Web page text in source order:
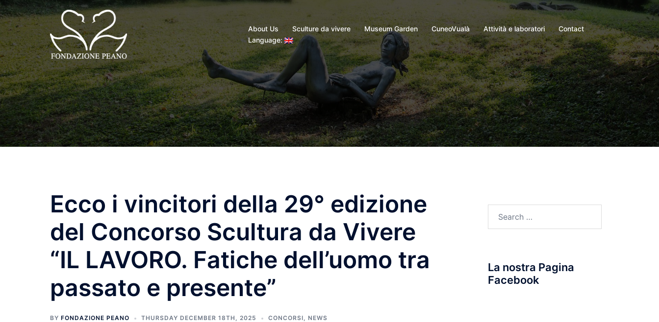
Skip
to
content
About Us Sculture da vivere Museum Garden CuneoVualà Attività e laboratori
Contact
Language:
Ecco i vincitori della 29° edizione
del Concorso Scultura da Vivere
“IL LAVORO. Fatiche dell’uomo tra
passato e presente”
BY FONDAZIONE PEANO THURSDAY DECEMBER 18TH, 2025 CONCORSI, NEWS
La nostra Pagina
Facebook